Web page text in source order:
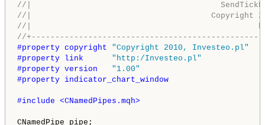
//|
//|
//|
//
#property copyright "Copyright 2010, Investeo.pl"
#property link "http:/Investeo.pl"
#property version "1.00"
#property indicator_chart_window
#include <CNamedPipes.mqh>